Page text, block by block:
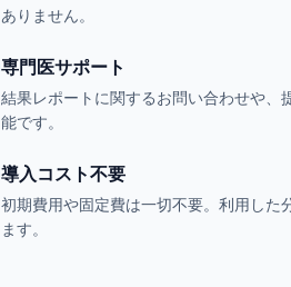
ありません。
専門医サポート
結果レポートに関するお問い合わせや、
能です。
導入コスト不要
初期費用や固定費は一切不要。利用した
ます。